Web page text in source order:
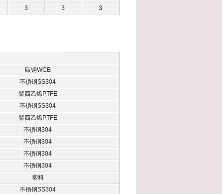
3 3 3
碳钢WCB
不锈钢SS304
聚四乙烯PTFE
不锈钢SS304
聚四乙烯PTFE
不锈钢304
不锈钢304
不锈钢304
不锈钢304
塑料
不锈钢SS304